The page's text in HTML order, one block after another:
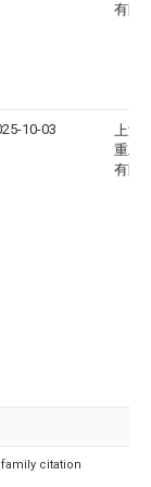
有限
10-03
上海
重工
有限
family citation